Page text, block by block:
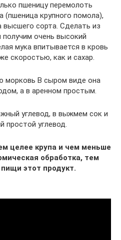
пшеницу перемолоть
(пшеница крупного помола),
сорта. Сделать из
очень высокий
мука впитывается в кровь
скоростью, как и сахар.
морковь В сыром виде она
а в аренном простым.
углевод, в выжмем сок и
простой углевод.
целее крупа и чем меньше
обработка, тем
этот продукт.